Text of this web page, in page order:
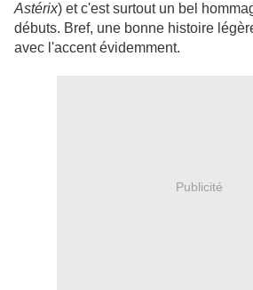
Astérix) et c'est surtout un bel
débuts. Bref, une bonne histoire
avec l'accent évidemment.
Publicité